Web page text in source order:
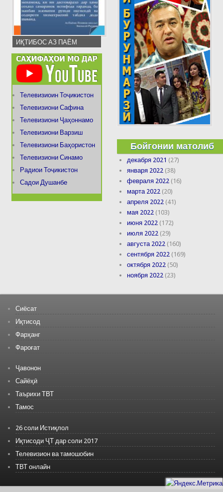
ИҚТИБОС АЗ ПАЁМ
Телевизиоин Тоҷикистон
Телевизиони Сафина
Телевизиони Ҷаҳоннамо
Телевизиони Варзиш
Телевизиони Баҳористон
Телевизиони Синамо
Радиои Тоҷикистон
Садои Душанбе
Бойгонии матолиб
декабря 2021 (27)
января 2022 (38)
февраля 2022 (16)
марта 2022 (20)
апреля 2022 (41)
мая 2022 (103)
июня 2022 (172)
июля 2022 (29)
августа 2022 (160)
сентября 2022 (169)
октября 2022 (50)
ноября 2022 (23)
Сиёсат
Иқтисод
Фарҳанг
Фароғат
Ҷавонон
Сайёҳӣ
Таърихи ТВТ
Тамос
26 соли Истиқлол
Иқтисоди ҶТ дар соли 2017
Телевизион ва тамошобин
ТВТ онлайн